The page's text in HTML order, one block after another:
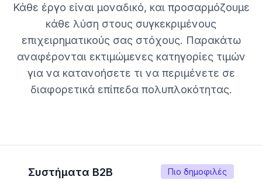
Κάθε έργο είναι μοναδικό, και προσαρμόζουμε
κάθε λύση στους συγκεκριμένους
επιχειρηματικούς σας στόχους. Παρακάτω
αναφέρονται εκτιμώμενες κατηγορίες τιμών
για να κατανοήσετε τι να περιμένετε σε
διαφορετικά επίπεδα πολυπλοκότητας.
Πιο δημοφιλές
Συστήματα B2B